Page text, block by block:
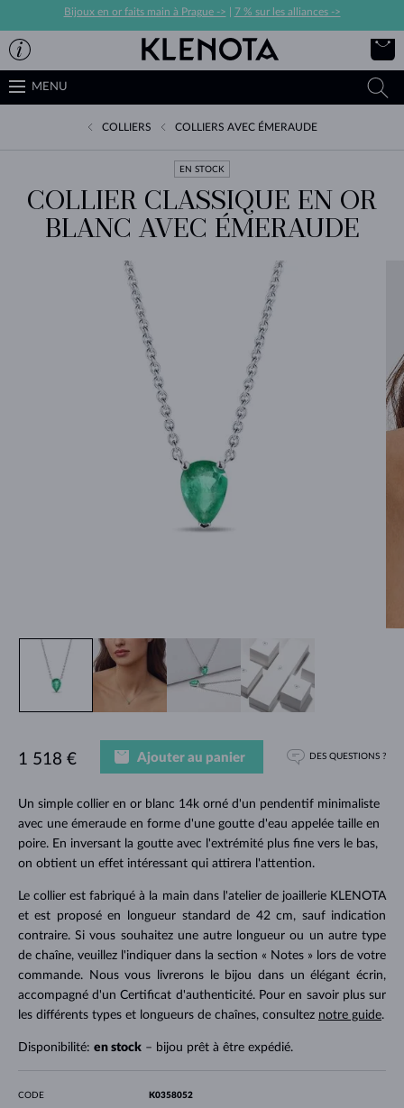
Bijoux en or faits main à Prague -> 7 % sur les alliances ->
MENU
COLLIERS COLLIERS AVEC ÉMERAUDE
EN STOCK
COLLIER CLASSIQUE EN OR
BLANC AVEC ÉMERAUDE
Un simple collier en or blanc 14k orné d'un pendentif minimaliste
avec une émeraude en forme d'une goutte d'eau appelée taille en
poire. En inversant la goutte avec l'extrémité plus fine vers le bas,
on obtient un effet intéressant qui attirera l'attention.
Le collier est fabriqué à la main dans l'atelier de joaillerie KLENOTA
et est proposé en longueur standard de 42 cm, sauf indication
contraire. Si vous souhaitez une autre longueur ou un autre type
de chaîne, veuillez l'indiquer dans la section « Notes » lors de votre
commande. Nous vous livrerons le bijou dans un élégant écrin,
accompagné d'un Certificat d'authenticité. Pour en savoir plus sur
les différents types et longueurs de chaînes, consultez notre guide.
Disponibilité: en stock– bijou prêt à être expédié.
1 518 € Ajouter au panier DES QUESTIONS ?
CODE K0358052